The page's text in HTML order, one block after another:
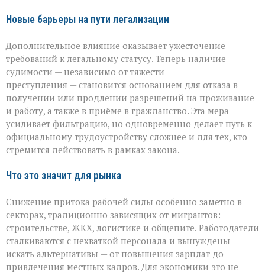
Новые барьеры на пути легализации
Дополнительное влияние оказывает ужесточение
требований к легальному статусу. Теперь наличие
судимости — независимо от тяжести
преступления — становится основанием для отказа в
получении или продлении разрешений на проживание
и работу, а также в приёме в гражданство. Эта мера
усиливает фильтрацию, но одновременно делает путь к
официальному трудоустройству сложнее и для тех, кто
стремится действовать в рамках закона.
Что это значит для рынка
Снижение притока рабочей силы особенно заметно в
секторах, традиционно зависящих от мигрантов:
строительстве, ЖКХ, логистике и общепите. Работодатели
сталкиваются с нехваткой персонала и вынуждены
искать альтернативы — от повышения зарплат до
привлечения местных кадров. Для экономики это не